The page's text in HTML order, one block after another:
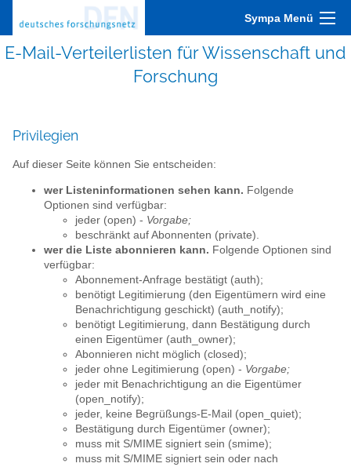
Sympa Menü
E-Mail-Verteilerlisten für Wissenschaft und
Forschung
Privilegien
Auf dieser Seite können Sie entscheiden:
wer Listeninformationen sehen kann. Folgende
Optionen sind verfügbar:
jeder (open) - Vorgabe;
beschränkt auf Abonnenten (private).
wer die Liste abonnieren kann. Folgende Optionen sind
verfügbar:
Abonnement-Anfrage bestätigt (auth);
benötigt Legitimierung (den Eigentümern wird eine
Benachrichtigung geschickt) (auth_notify);
benötigt Legitimierung, dann Bestätigung durch
einen Eigentümer (auth_owner);
Abonnieren nicht möglich (closed);
jeder ohne Legitimierung (open) - Vorgabe;
jeder mit Benachrichtigung an die Eigentümer
(open_notify);
jeder, keine Begrüßungs-E-Mail (open_quiet);
Bestätigung durch Eigentümer (owner);
muss mit S/MIME signiert sein (smime);
muss mit S/MIME signiert sein oder nach